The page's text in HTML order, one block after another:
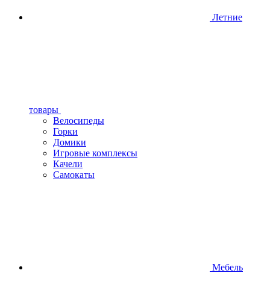
Летние
товары
Велосипеды
Горки
Домики
Игровые комплексы
Качели
Самокаты
Мебель